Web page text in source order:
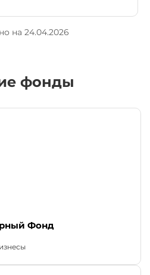
на 24.04.2026
фонды
Фонд